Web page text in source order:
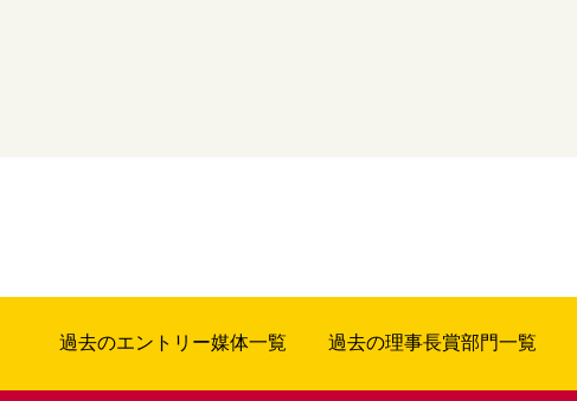
過去のエントリー媒体一覧 過去の理事長賞部門一覧